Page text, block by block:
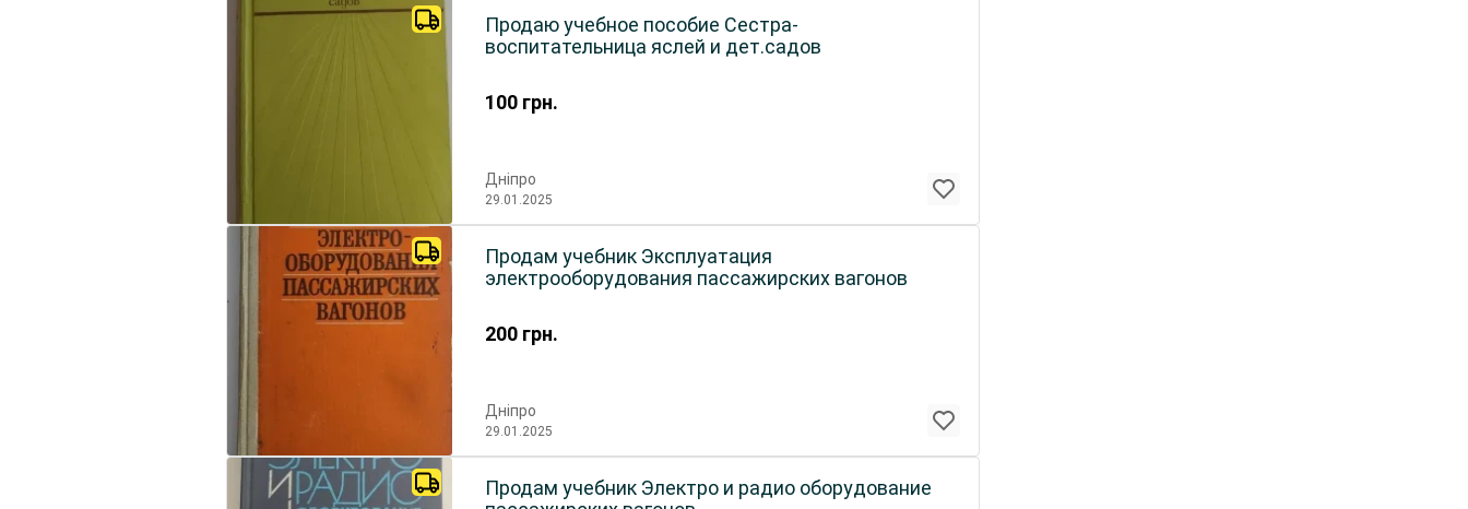
100 грн.
Продаю учебное пособие Сестра-
воспитательница яслей и дет.садов
Дніпро
29.01.2025
200 грн.
Продам учебник Эксплуатация
электрооборудования пассажирских вагонов
Дніпро
29.01.2025
Продам учебник Электро и радио оборудование